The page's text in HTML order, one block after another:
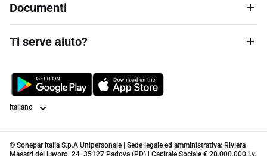
Documenti
Ti serve aiuto?
Lingua
© Sonepar Italia S.p.A Unipersonale | Sede legale ed amministrativa: Riviera
Maestri del Lavoro, 24, 35127 Padova (PD) | Capitale Sociale € 28.000.000 i.v.